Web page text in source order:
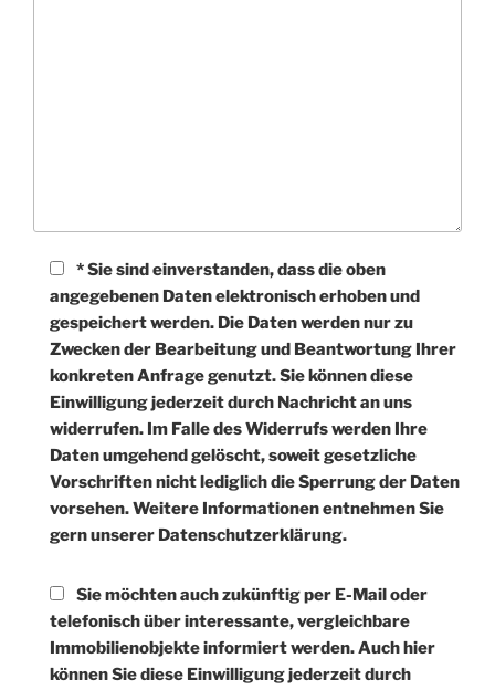
* Sie sind einverstanden, dass die oben
angegebenen Daten elektronisch erhoben und
gespeichert werden. Die Daten werden nur zu
Zwecken der Bearbeitung und Beantwortung Ihrer
konkreten Anfrage genutzt. Sie können diese
Einwilligung jederzeit durch Nachricht an uns
widerrufen. Im Falle des Widerrufs werden Ihre
Daten umgehend gelöscht, soweit gesetzliche
Vorschriften nicht lediglich die Sperrung der Daten
vorsehen. Weitere Informationen entnehmen Sie
gern unserer Datenschutzerklärung.
Sie möchten auch zukünftig per E-Mail oder
telefonisch über interessante, vergleichbare
Immobilienobjekte informiert werden. Auch hier
können Sie diese Einwilligung jederzeit durch